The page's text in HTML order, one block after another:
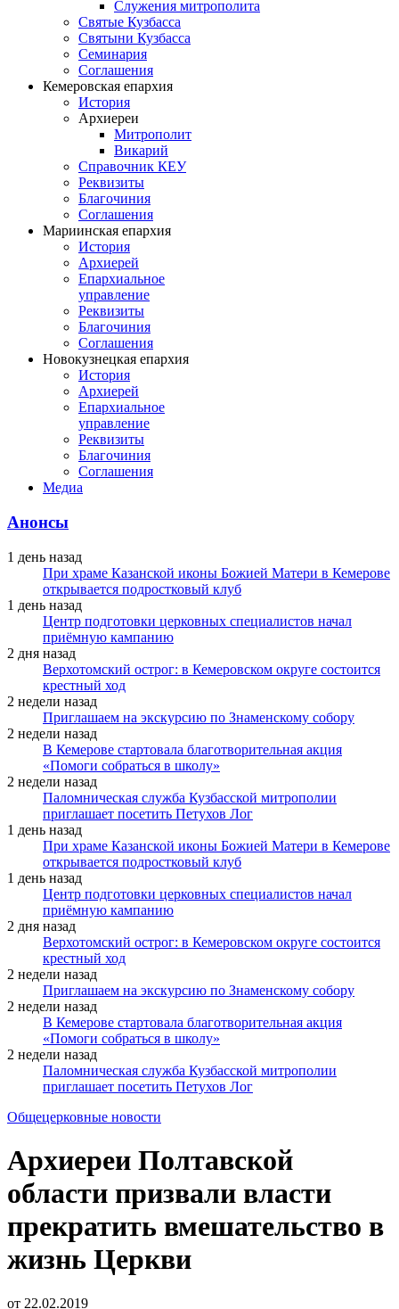
Служения митрополита
Святые Кузбасса
Святыни Кузбасса
Семинария
Соглашения
Кемеровская епархия
История
Архиереи
Митрополит
Викарий
Справочник КЕУ
Реквизиты
Благочиния
Соглашения
Мариинская епархия
История
Архиерей
Епархиальное
управление
Реквизиты
Благочиния
Соглашения
Новокузнецкая епархия
История
Архиерей
Епархиальное
управление
Реквизиты
Благочиния
Соглашения
Медиа
Анонсы
1 день назад
При храме Казанской иконы Божией Матери в Кемерове
открывается подростковый клуб
1 день назад
Центр подготовки церковных специалистов начал
приёмную кампанию
2 дня назад
Верхотомский острог: в Кемеровском округе состоится
крестный ход
2 недели назад
Приглашаем на экскурсию по Знаменскому собору
2 недели назад
В Кемерове стартовала благотворительная акция
«Помоги собраться в школу»
2 недели назад
Паломническая служба Кузбасской митрополии
приглашает посетить Петухов Лог
1 день назад
При храме Казанской иконы Божией Матери в Кемерове
открывается подростковый клуб
1 день назад
Центр подготовки церковных специалистов начал
приёмную кампанию
2 дня назад
Верхотомский острог: в Кемеровском округе состоится
крестный ход
2 недели назад
Приглашаем на экскурсию по Знаменскому собору
2 недели назад
В Кемерове стартовала благотворительная акция
«Помоги собраться в школу»
2 недели назад
Паломническая служба Кузбасской митрополии
приглашает посетить Петухов Лог
Общецерковные новости
Архиереи Полтавской
области призвали власти
прекратить вмешательство в
жизнь Церкви
от 22.02.2019